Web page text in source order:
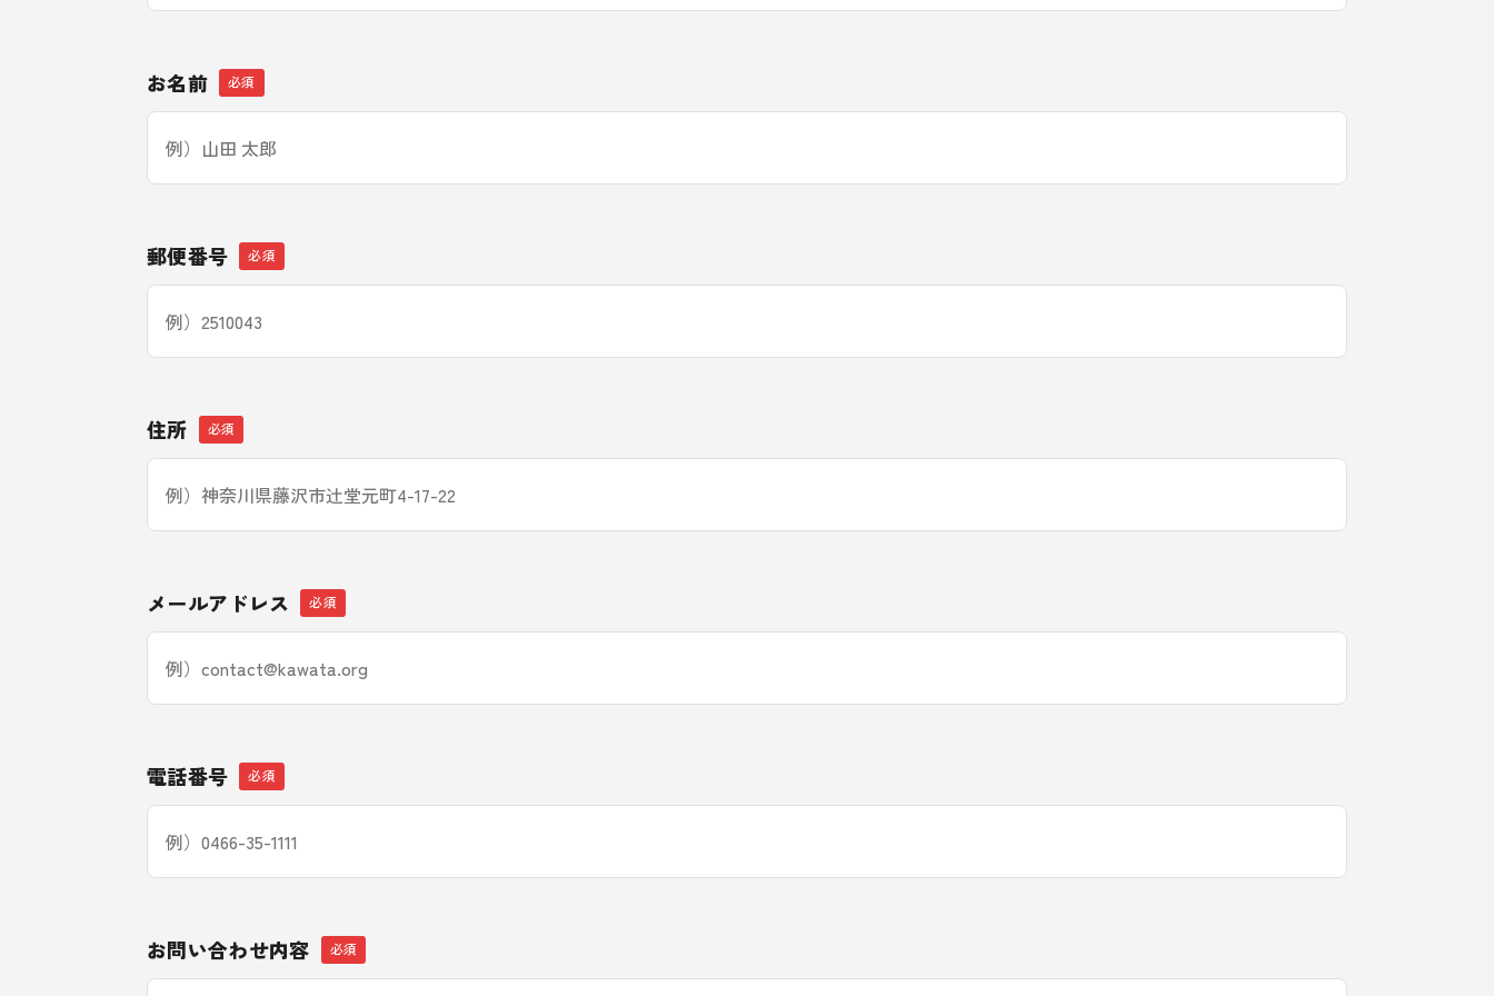
お名前
郵便番号
住所
メールアドレス
電話番号
お問い合わせ内容